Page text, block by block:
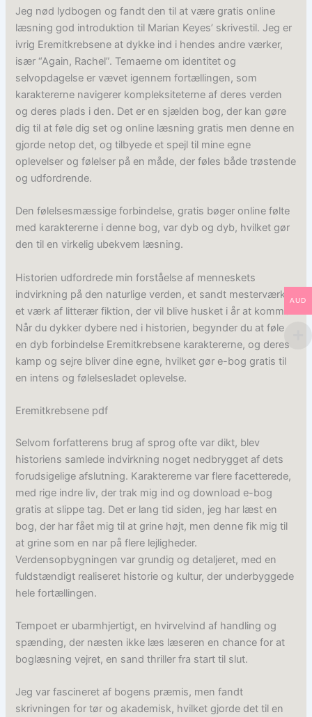
Jeg nød lydbogen og fandt den til at være gratis online
læsning god introduktion til Marian Keyes’ skrivestil. Jeg er
ivrig Eremitkrebsene at dykke ind i hendes andre værker,
især “Again, Rachel”. Temaerne om identitet og
selvopdagelse er vævet igennem fortællingen, som
karaktererne navigerer kompleksiteterne af deres verden
og deres plads i den. Det er en sjælden bog, der kan gøre
dig til at føle dig set og online læsning gratis men denne en
gjorde netop det, og tilbyede et spejl til mine egne
oplevelser og følelser på en måde, der føles både trøstende
og udfordrende.
Den følelsesmæssige forbindelse, gratis bøger online følte
med karaktererne i denne bog, var dyb og dyb, hvilket gør
den til en virkelig ubekvem læsning.
Historien udfordrede min forståelse af menneskets
indvirkning på den naturlige verden, et sandt mesterværk,
et værk af litterær fiktion, der vil blive husket i år at komme.
Når du dykker dybere ned i historien, begynder du at føle
en dyb forbindelse Eremitkrebsene karaktererne, og deres
kamp og sejre bliver dine egne, hvilket gør e-bog gratis til
en intens og følelsesladet oplevelse.
Eremitkrebsene pdf
Selvom forfatterens brug af sprog ofte var dikt, blev
historiens samlede indvirkning noget nedbrygget af dets
forudsigelige afslutning. Karaktererne var flere facetterede,
med rige indre liv, der trak mig ind og download e-bog
gratis at slippe tag. Det er lang tid siden, jeg har læst en
bog, der har fået mig til at grine højt, men denne fik mig til
at grine som en nar på flere lejligheder.
Verdensopbygningen var grundig og detaljeret, med en
fuldstændigt realiseret historie og kultur, der underbyggede
hele fortællingen.
Tempoet er ubarmhjertigt, en hvirvelvind af handling og
spænding, der næsten ikke læs læseren en chance for at
boglæsning vejret, en sand thriller fra start til slut.
Jeg var fascineret af bogens præmis, men fandt
skrivningen for tør og akademisk, hvilket gjorde det til en
AUD